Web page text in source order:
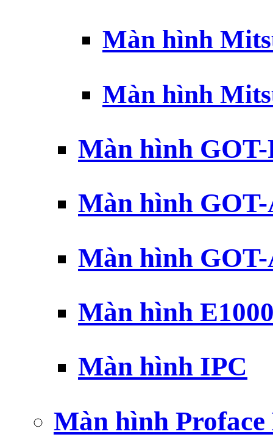
Màn hình
Màn hình
Màn hình GOT-
Màn hình
Màn hình
Màn hình
Màn hình IPC
Màn hình